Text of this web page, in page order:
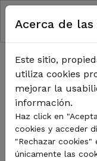
Pasar al contenido
RUTA DE
La Guardia Civil efectuará
seguridad del Gran Premio
Acerca de
Este sitio,
utiliza cookies
mejorar la
información.
Haz click en
cookies y acceder
"Rechazar
únicamente las